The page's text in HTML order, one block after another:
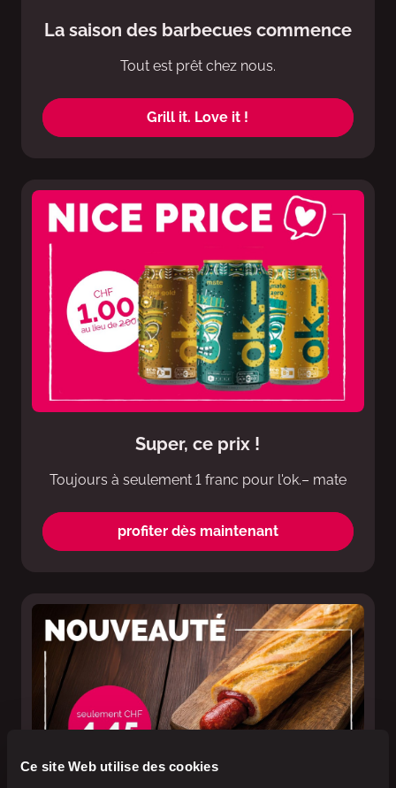
Ce site Web utilise des cookies
La saison des barbecues commence
Tout est prêt chez nous.
Grill it. Love it !
Super, ce prix !
Toujours à seulement 1 franc pour l'ok.– mate
profiter dès maintenant